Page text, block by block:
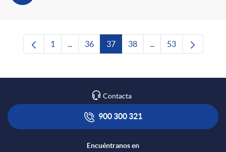
Página
1 ...Páginas intermedias Use TAB para
Página
36 Página
37 Página
38 ...Páginas intermedias
Página
53
Contacta
900 300 321
Encuéntranos en